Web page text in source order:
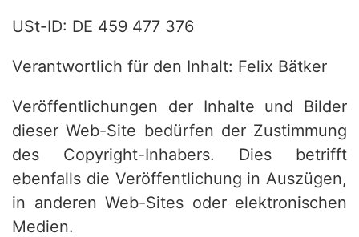
USt-ID: DE 459 477 376
Verantwortlich für den Inhalt: Felix Bätker
Veröffentlichungen der Inhalte und Bilder
dieser Web-Site bedürfen der Zustimmung
des Copyright-Inhabers. Dies betrifft
ebenfalls die Veröffentlichung in Auszügen,
in anderen Web-Sites oder elektronischen
Medien.